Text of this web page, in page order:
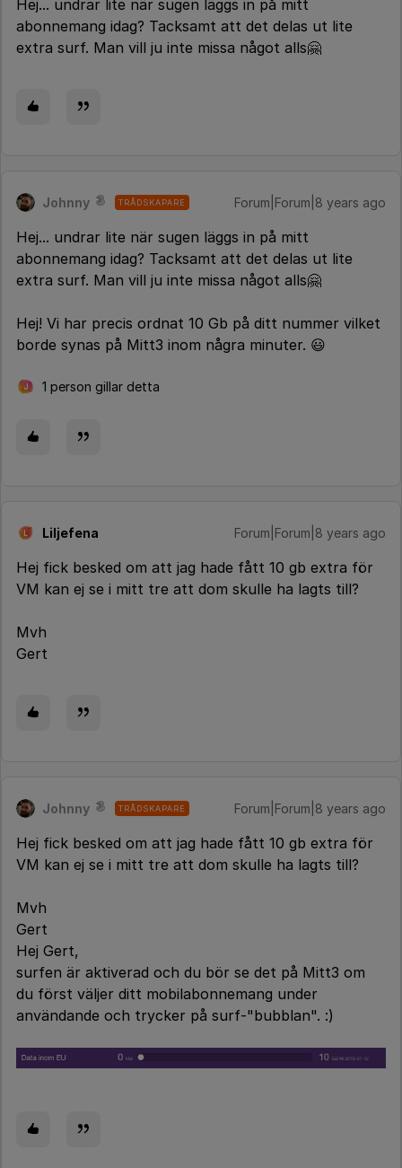
Hej... undrar lite när sugen läggs in på mitt
abonnemang idag? Tacksamt att det delas ut lite
extra surf. Man vill ju inte missa något alls🤗
Johnny TRÅDSKAPARE Forum|Forum|8 years ago
Hej... undrar lite när sugen läggs in på mitt
abonnemang idag? Tacksamt att det delas ut lite
extra surf. Man vill ju inte missa något alls🤗
Hej! Vi har precis ordnat 10 Gb på ditt nummer vilket
borde synas på Mitt3 inom några minuter. 😃
J 1 person gillar detta
Liljefena Forum|Forum|8 years ago
Hej fick besked om att jag hade fått 10 gb extra för
VM kan ej se i mitt tre att dom skulle ha lagts till?
Mvh
Gert
Johnny TRÅDSKAPARE Forum|Forum|8 years ago
Hej fick besked om att jag hade fått 10 gb extra för
VM kan ej se i mitt tre att dom skulle ha lagts till?
Mvh
Gert
Hej Gert,
surfen är aktiverad och du bör se det på Mitt3 om
du först väljer ditt mobilabonnemang under
användande och trycker på surf-"bubblan". :)